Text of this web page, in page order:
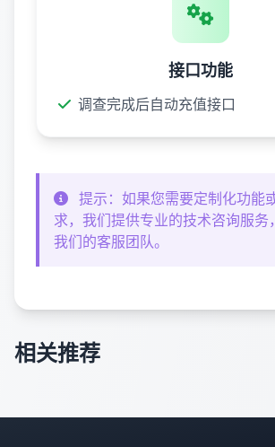
接口功能
调查完成后自动充值接口
提示：如果您需要定制化功能
求，我们提供专业的技术咨询服务
我们的客服团队。
相关推荐